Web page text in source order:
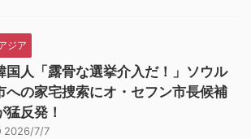
ジア
国人「露骨な選挙介入だ！」ソウル
への家宅捜索にオ・セフン市長候補
猛反発！
2026/7/7